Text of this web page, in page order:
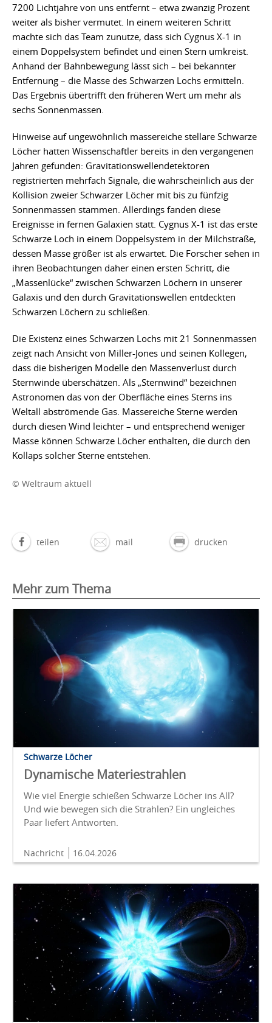
7200 Lichtjahre von uns entfernt – etwa zwanzig Prozent
weiter als bisher vermutet. In einem weiteren Schritt
machte sich das Team zunutze, dass sich Cygnus X-1 in
einem Doppelsystem befindet und einen Stern umkreist.
Anhand der Bahnbewegung lässt sich – bei bekannter
Entfernung – die Masse des Schwarzen Lochs ermitteln.
Das Ergebnis übertrifft den früheren Wert um mehr als
sechs Sonnenmassen.
Hinweise auf ungewöhnlich massereiche stellare Schwarze
Löcher hatten Wissenschaftler bereits in den vergangenen
Jahren gefunden: Gravitationswellendetektoren
registrierten mehrfach Signale, die wahrscheinlich aus der
Kollision zweier Schwarzer Löcher mit bis zu fünfzig
Sonnenmassen stammen. Allerdings fanden diese
Ereignisse in fernen Galaxien statt. Cygnus X-1 ist das erste
Schwarze Loch in einem Doppelsystem in der Milchstraße,
dessen Masse größer ist als erwartet. Die Forscher sehen in
ihren Beobachtungen daher einen ersten Schritt, die
„Massenlücke“ zwischen Schwarzen Löchern in unserer
Galaxis und den durch Gravitationswellen entdeckten
Schwarzen Löchern zu schließen.
Die Existenz eines Schwarzen Lochs mit 21 Sonnenmassen
zeigt nach Ansicht von Miller-Jones und seinen Kollegen,
dass die bisherigen Modelle den Massenverlust durch
Sternwinde überschätzen. Als „Sternwind“ bezeichnen
Astronomen das von der Oberfläche eines Sterns ins
Weltall abströmende Gas. Massereiche Sterne werden
durch diesen Wind leichter – und entsprechend weniger
Masse können Schwarze Löcher enthalten, die durch den
Kollaps solcher Sterne entstehen.
© Weltraum aktuell
teilen mail drucken
Mehr zum Thema
Schwarze Löcher
Dynamische Materiestrahlen
Wie viel Energie schießen Schwarze Löcher ins All?
Und wie bewegen sich die Strahlen? Ein ungleiches
Paar liefert Antworten.
Nachricht 16.04.2026